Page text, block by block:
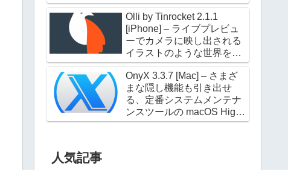
ション
Olli by Tinrocket 2.1.1
[iPhone] – ライブプレビュ
ーでカメラに映し出される
イラストのような世界を撮
影できるアプリケーション
OnyX 3.3.7 [Mac] – さまざ
まな隠し機能も引き出せ
る、定番システムメンテナ
ンスツールの macOS High
Sierra 対応版
人気記事